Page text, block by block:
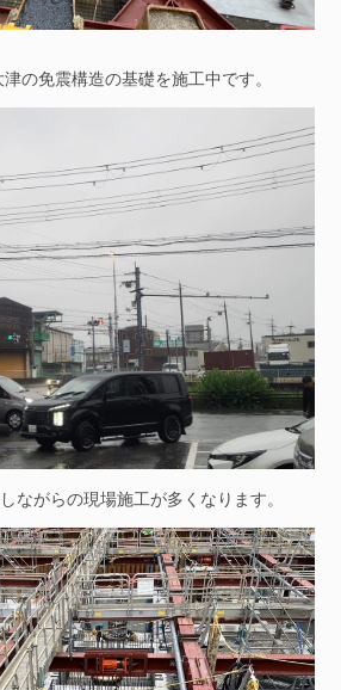
の免震構造の基礎を施工中です。
ながらの現場施工が多くなります。